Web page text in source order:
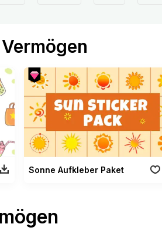
Sonne Aufkleber Paket